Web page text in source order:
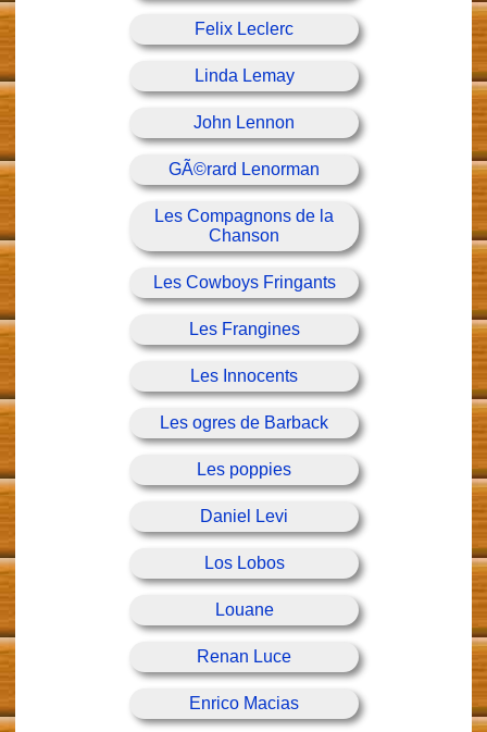
Felix Leclerc
Linda Lemay
John Lennon
GÃ©rard Lenorman
Les Compagnons de la
Chanson
Les Cowboys Fringants
Les Frangines
Les Innocents
Les ogres de Barback
Les poppies
Daniel Levi
Los Lobos
Louane
Renan Luce
Enrico Macias